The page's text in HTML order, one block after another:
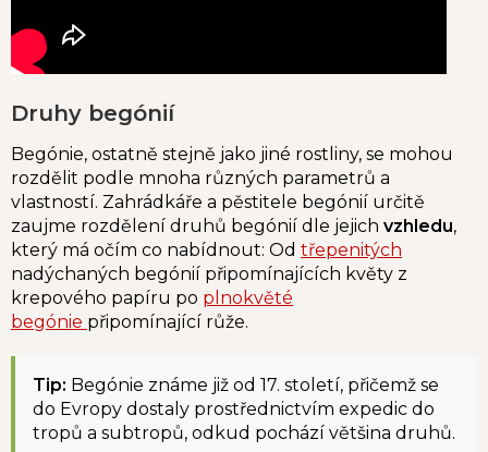
Druhy begónií
Begónie, ostatně stejně jako jiné rostliny, se mohou
rozdělit podle mnoha různých parametrů a
vlastností. Zahrádkáře a pěstitele begónií určitě
zaujme rozdělení druhů begónií dle jejich vzhledu,
který má očím co nabídnout: Od třepenitých
nadýchaných begónií připomínajících květy z
krepového papíru po plnokvěté
begónie připomínající růže.
Tip: Begónie známe již od 17. století, přičemž se
do Evropy dostaly prostřednictvím expedic do
tropů a subtropů, odkud pochází většina druhů.